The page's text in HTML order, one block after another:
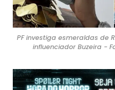
PF investiga esmeraldas de
influenciador Buzeira -